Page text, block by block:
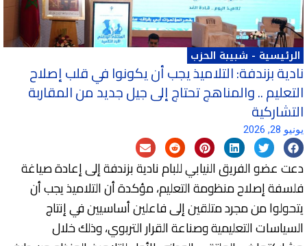
الرئيسية - شبيبة الحزب
نادية بزندفة: التلاميذ يجب أن يكونوا في قلب إصلاح
التعليم .. والمناهج تحتاج إلى جيل جديد من المقاربة
التشاركية
يونيو 28, 2026
دعت عضو الفريق النيابي للبام نادية بزندفة إلى إعادة صياغة
فلسفة إصلاح منظومة التعليم، مؤكدة أن التلاميذ يجب أن
يتحولوا من مجرد متلقين إلى فاعلين أساسيين في إنتاج
السياسات التعليمية وصناعة القرار التربوي، وذلك خلال